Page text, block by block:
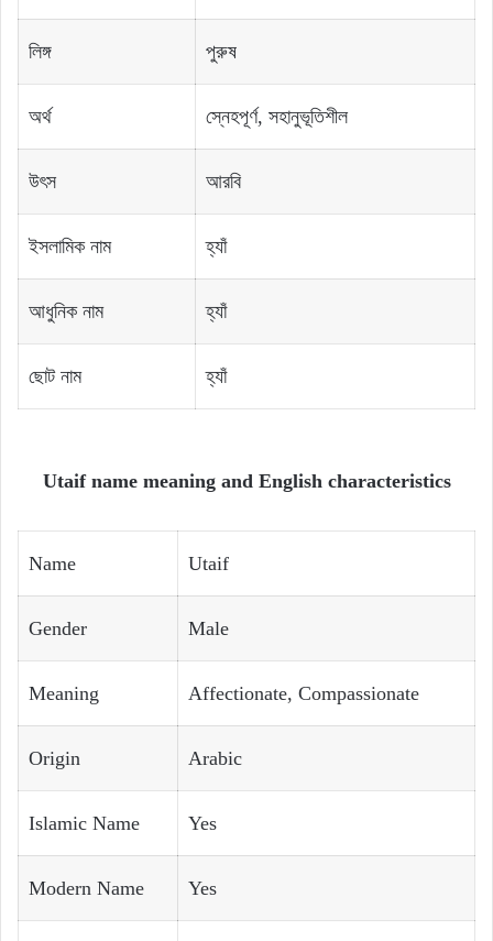
লিঙ্গ পুরুষ
অর্থ স্নেহপূর্ণ, সহানুভূতিশীল
উৎস আরবি
ইসলামিক নাম হ্যাঁ
আধুনিক নাম হ্যাঁ
ছোট নাম হ্যাঁ
Utaif name meaning and English characteristics
Name Utaif
Gender Male
Meaning Affectionate, Compassionate
Origin Arabic
Islamic Name Yes
Modern Name Yes